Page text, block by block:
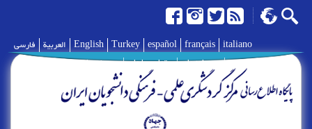
فارسی العربية English Turkey español français italiano
درباره ما | تماس با ما | پیوند ها |